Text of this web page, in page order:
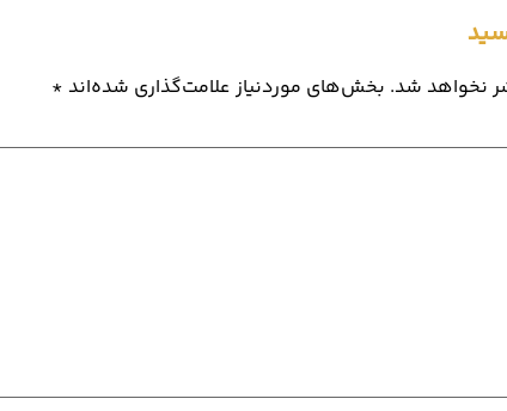
نخواهد شد. بخش‌های موردنیاز علامت‌گذاری شده‌اند *